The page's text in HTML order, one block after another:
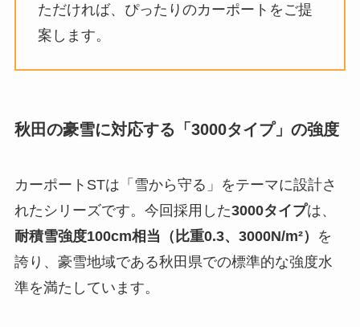
ただければ、ぴったりのカーポートをご提
案します。
秋田の豪雪に対応する「3000タイプ」の強度
カーポートSTは「雪から守る」をテーマに設計さ
れたシリーズです。今回採用した3000タイプは、
耐積雪強度100cm相当（比重0.3、3000N/m²）
を
誇り、豪雪地域である秋田県での標準的な強度水
準を満たしています。